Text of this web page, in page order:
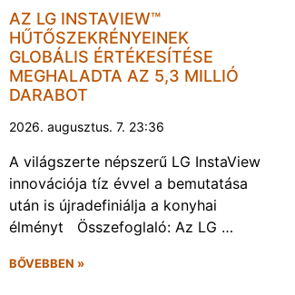
AZ LG INSTAVIEW™
HŰTŐSZEKRÉNYEINEK
GLOBÁLIS ÉRTÉKESÍTÉSE
MEGHALADTA AZ 5,3 MILLIÓ
DARABOT
2026. augusztus. 7. 23:36
A világszerte népszerű LG InstaView
innovációja tíz évvel a bemutatása
után is újradefiniálja a konyhai
élményt Összefoglaló: Az LG …
BŐVEBBEN »